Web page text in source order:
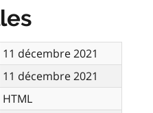
11 décembre 2021
11 décembre 2021
HTML